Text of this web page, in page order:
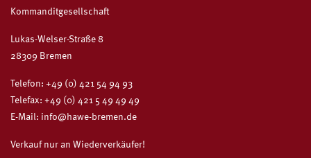
Kommanditgesellschaft
Lukas-Welser-Straße 8
28309 Bremen
Telefon: +49 (0) 421 54 94 93
Telefax: +49 (0) 421 5 49 49 49
E-Mail: info@hawe-bremen.de
Verkauf nur an Wiederverkäufer!